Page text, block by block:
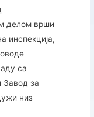
делом врши
инспекција,
са
Завод за
низ